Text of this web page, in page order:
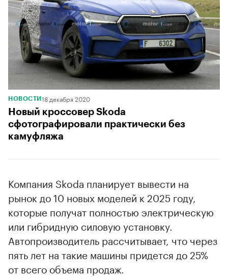
НОВОСТИ 18 декабря 2020
Новый кроссовер Skoda
сфотографировали практически без
камуфляжа
Компания Skoda планирует вывести на
рынок до 10 новых моделей к 2025 году,
которые получат полностью электрическую
или гибридную силовую установку.
Автопроизводитель рассчитывает, что через
пять лет на такие машины придется до 25%
от всего объема продаж.